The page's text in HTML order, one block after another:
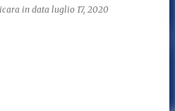
in data luglio 17, 2020